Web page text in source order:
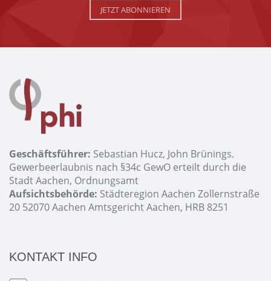
JETZT ABONNIEREN
Geschäftsführer: Sebastian Hucz, John Brünings.
Gewerbeerlaubnis nach §34c GewO erteilt durch die
Stadt Aachen, Ordnungsamt
Aufsichtsbehörde: Städteregion Aachen Zollernstraße
20 52070 Aachen Amtsgericht Aachen, HRB 8251
KONTAKT INFO